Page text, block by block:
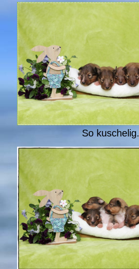
So kuschelig.